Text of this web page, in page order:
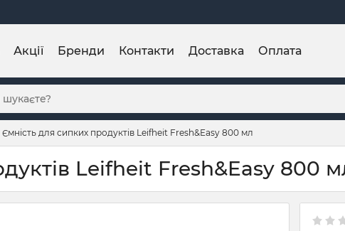
Акції Бренди Контакти Доставка Оплата
Ємність для сипких продуктів Leifheit Fresh&Easy 800 мл
Leifheit Fresh&Easy 800